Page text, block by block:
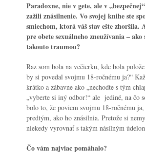
Paradoxne, nie v gete, ale v
zažili znásilnenie. Vo svojej knihe ste
smiechom, ktorá váš stav ešte zhoršila.
pre obete sexuálnehozneužívania – ako
takouto traumou?
Raz som bola na večierku, kde bola
by si povedal svojmu 18-ročnému ja?“
krátko a zábavne ako „nechoďte s tým
„vyberte si iný odbor!“ ale jediné, na čo
bolo to, že poviem svojmu 18-ročnému
predtým, ako ho znásilnia. Pretože si
niekedy vyrovnať s takým násilným
Čo vám najviac pomáhalo?